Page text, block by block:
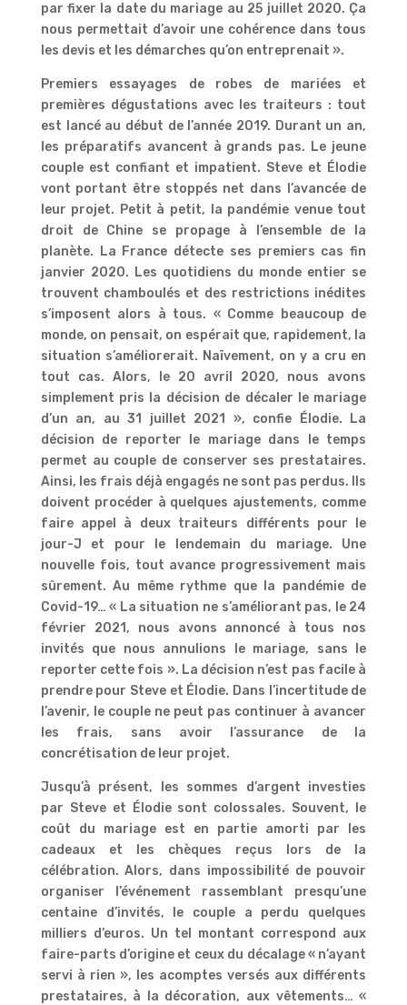
par fixer la date du mariage au 25 juillet 2020. Ça
nous permettait d’avoir une cohérence dans tous
les devis et les démarches qu’on entreprenait ».
Premiers essayages de robes de mariées et
premières dégustations avec les traiteurs : tout
est lancé au début de l’année 2019. Durant un an,
les préparatifs avancent à grands pas. Le jeune
couple est confiant et impatient. Steve et Élodie
vont portant être stoppés net dans l’avancée de
leur projet. Petit à petit, la pandémie venue tout
droit de Chine se propage à l’ensemble de la
planète. La France détecte ses premiers cas fin
janvier 2020. Les quotidiens du monde entier se
trouvent chamboulés et des restrictions inédites
s’imposent alors à tous. « Comme beaucoup de
monde, on pensait, on espérait que, rapidement, la
situation s’améliorerait. Naïvement, on y a cru en
tout cas. Alors, le 20 avril 2020, nous avons
simplement pris la décision de décaler le mariage
d’un an, au 31 juillet 2021 », confie Élodie. La
décision de reporter le mariage dans le temps
permet au couple de conserver ses prestataires.
Ainsi, les frais déjà engagés ne sont pas perdus. Ils
doivent procéder à quelques ajustements, comme
faire appel à deux traiteurs différents pour le
jour-J et pour le lendemain du mariage. Une
nouvelle fois, tout avance progressivement mais
sûrement. Au même rythme que la pandémie de
Covid-19… « La situation ne s’améliorant pas, le 24
février 2021, nous avons annoncé à tous nos
invités que nous annulions le mariage, sans le
reporter cette fois ». La décision n’est pas facile à
prendre pour Steve et Élodie. Dans l’incertitude de
l’avenir, le couple ne peut pas continuer à avancer
les frais, sans avoir l’assurance de la
concrétisation de leur projet.
Jusqu’à présent, les sommes d’argent investies
par Steve et Élodie sont colossales. Souvent, le
coût du mariage est en partie amorti par les
cadeaux et les chèques reçus lors de la
célébration. Alors, dans impossibilité de pouvoir
organiser l’événement rassemblant presqu’une
centaine d’invités, le couple a perdu quelques
milliers d’euros. Un tel montant correspond aux
faire-parts d’origine et ceux du décalage « n’ayant
servi à rien », les acomptes versés aux différents
prestataires, à la décoration, aux vêtements… «